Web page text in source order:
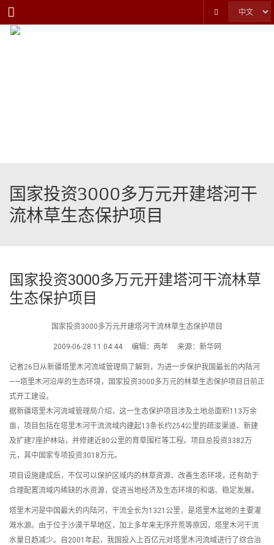
Menu
国家投资3000多万元开建塔河干
流林草生态保护项目
国家投资3000多万元开建塔河干流林草
生态保护项目
国家投资3000多万元开建塔河干流林草生态保护项目
2009-06-28 11:04:44 编辑：两年 来源：新华网
记者26日从新疆塔里木河流域管理局了解到，为进一步保护我国最长的内陆河
——塔里木河沿岸的生态环境，国家投资3000多万元的林草生态保护项目日前正
式开工建设。
据新疆塔里木河流域管理局介绍，这一生态保护项目涉及土地总面积113万余
亩，项目包括在塔里木河干流流域内建起13条长约254公里的疏浚渠道、新建
及扩建7座护林站，并修建近80公里的育草围栏等工程。项目总投资3382万
元，其中国家专项投资3018万元。
项目设施建成后，不仅可以保护区域内的林草资源、改善生态环境，还有助于
合理配置流域内稀缺的水资源，促进当地经济及生态环境的和谐、稳定发展。
塔里木河是中国最大的内陆河，干流全长为1321公里，是塔里木盆地的主要灌
溉水源。由于位于沙漠干旱地区，加上多年来无序开荒等原因，塔里木河干流
水量日趋减少。自2001年起，我国投入上百亿元对塔里木河流域进行了综合治